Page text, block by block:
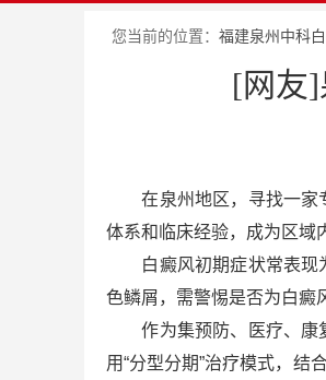
您当前的位置： 福建泉州中科
[网友]
在泉州地区，寻找一家专
体系和临床经验，成为区域
白癜风初期症状常表现为
色鳞屑，需警惕是否为白癜
作为集预防、医疗、康复
用“分型分期”治疗模式，